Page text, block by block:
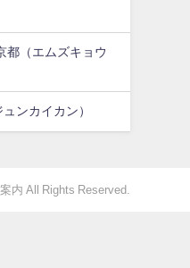
都（エムズキョウ
ンカイカン）
内 All Rights Reserved.